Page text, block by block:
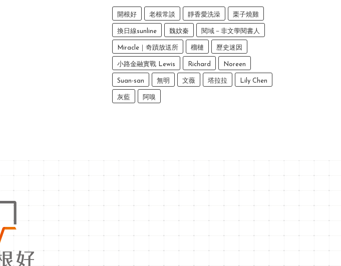
開根好 老根常談 靜香愛洗澡 栗子燒雞
換日線sunline 魏妏秦 閱域－非文學閱書人
Miracle｜奇蹟放送所 榴槤 歷史迷因
小路金融實戰 Lewis Richard Noreen
Suan-san 無明 文薇 塔拉拉 Lily Chen
灰藍 阿嗅